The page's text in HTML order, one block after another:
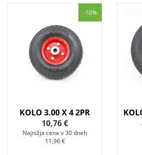
-10%
KOLO 3.00 X 4 2PR
10,76 €
Najnižja cena v 30 dneh
11,96 €